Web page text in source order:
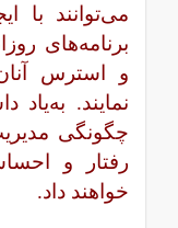
می‌توانند با
برنامه‌های
و استرس
نمایند.
چگونگی
رفتار و
خواهند داد.